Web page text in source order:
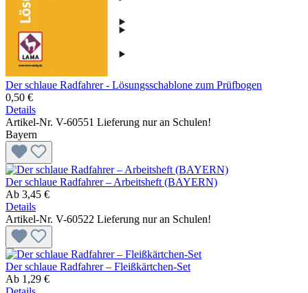
Der schlaue Radfahrer - Lösungsschablone zum Prüfbogen
0,50 €
Details
Artikel-Nr. V-60551 Lieferung nur an Schulen!
Bayern
Der schlaue Radfahrer – Arbeitsheft (BAYERN)
Ab 3,45 €
Details
Artikel-Nr. V-60522 Lieferung nur an Schulen!
Der schlaue Radfahrer – Fleißkärtchen-Set
Ab 1,29 €